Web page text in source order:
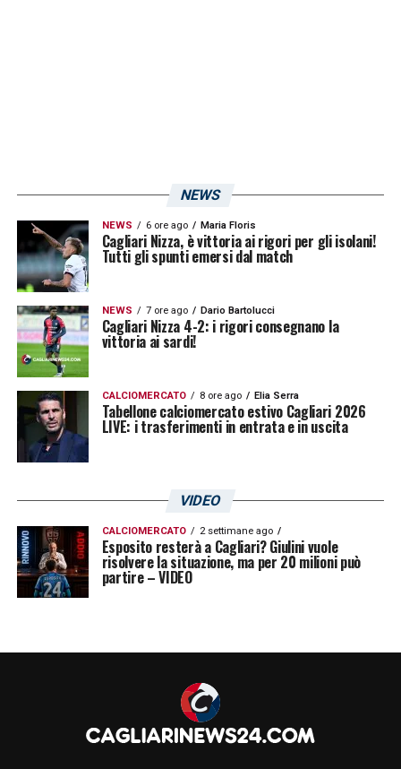
NEWS
NEWS 6 ore ago Maria Floris
Cagliari Nizza, è vittoria ai rigori per gli isolani!
Tutti gli spunti emersi dal match
NEWS 7 ore ago Dario Bartolucci
Cagliari Nizza 4-2: i rigori consegnano la
vittoria ai sardi!
CALCIOMERCATO 8 ore ago Elia Serra
Tabellone calciomercato estivo Cagliari 2026
LIVE: i trasferimenti in entrata e in uscita
VIDEO
CALCIOMERCATO 2 settimane ago
Esposito resterà a Cagliari? Giulini vuole
risolvere la situazione, ma per 20 milioni può
partire – VIDEO